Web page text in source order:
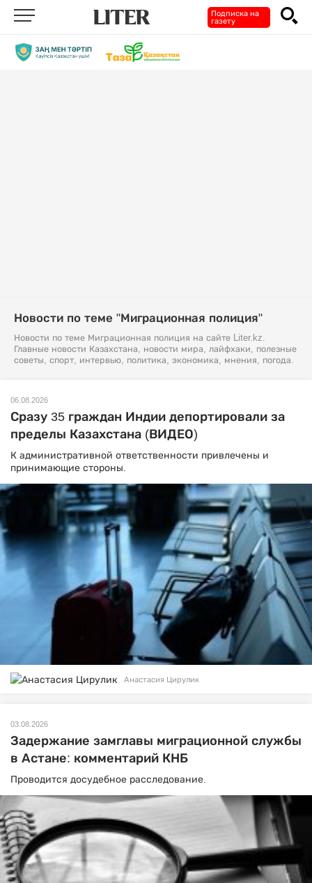
Подписка на
газету
Новости по теме "Миграционная полиция"
Новости по теме Миграционная полиция на сайте Liter.kz.
Главные новости Казахстана, новости мира, лайфхаки, полезные
советы, спорт, интервью, политика, экономика, мнения, погода.
06.08.2026
Сразу 35 граждан Индии депортировали за
пределы Казахстана (ВИДЕО)
К административной ответственности привлечены и
принимающие стороны.
Анастасия Цирулик
03.08.2026
Задержание замглавы миграционной службы
в Астане: комментарий КНБ
Проводится досудебное расследование.